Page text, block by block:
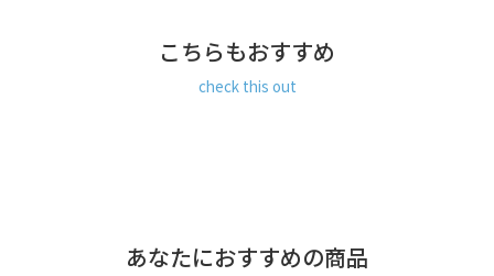
て頂く場合がございます。何卒ご了承下さいますようお願い
規約に基づき返品、キャンセルもお受付でき
お札が二つ折りで入るコンパクトサイズのお財布。
こちらもおすすめ
check this out
あなたにおすすめの商品